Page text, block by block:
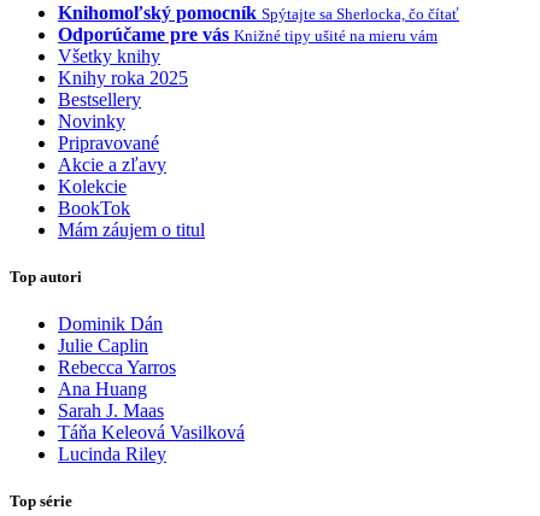
Knihomoľský pomocník Spýtajte sa Sherlocka, čo čítať
Odporúčame pre vás Knižné tipy ušité na mieru vám
Všetky knihy
Knihy roka 2025
Bestsellery
Novinky
Pripravované
Akcie a zľavy
Kolekcie
BookTok
Mám záujem o titul
Top autori
Dominik Dán
Julie Caplin
Rebecca Yarros
Ana Huang
Sarah J. Maas
Táňa Keleová Vasilková
Lucinda Riley
Top série